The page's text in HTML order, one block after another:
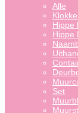
Alle
Hippe
Hippe
Set